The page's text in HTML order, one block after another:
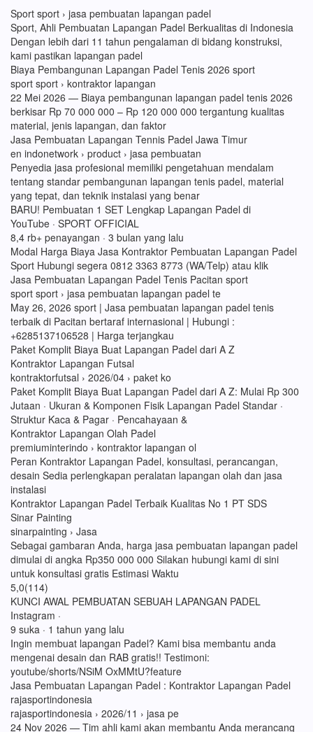
Sport sport › jasa pembuatan lapangan padel
Sport, Ahli Pembuatan Lapangan Padel Berkualitas di Indonesia
Dengan lebih dari 11 tahun pengalaman di bidang konstruksi,
kami pastikan lapangan padel
Biaya Pembangunan Lapangan Padel Tenis 2026 sport
sport sport › kontraktor lapangan
22 Mei 2026 — Biaya pembangunan lapangan padel tenis 2026
berkisar Rp 70 000 000 – Rp 120 000 000 tergantung kualitas
material, jenis lapangan, dan faktor
Jasa Pembuatan Lapangan Tennis Padel Jawa Timur
en indonetwork › product › jasa pembuatan
Penyedia jasa profesional memiliki pengetahuan mendalam
tentang standar pembangunan lapangan tenis padel, material
yang tepat, dan teknik instalasi yang benar
BARU! Pembuatan 1 SET Lengkap Lapangan Padel di
YouTube · SPORT OFFICIAL
8,4 rb+ penayangan · 3 bulan yang lalu
Modal Harga Biaya Jasa Kontraktor Pembuatan Lapangan Padel
Sport Hubungi segera 0812 3363 8773 (WA/Telp) atau klik
Jasa Pembuatan Lapangan Padel Tenis Pacitan sport
sport sport › jasa pembuatan lapangan padel te
May 26, 2026 sport | Jasa pembuatan lapangan padel tenis
terbaik di Pacitan bertaraf internasional | Hubungi :
+6285137106528 | Harga terjangkau
Paket Komplit Biaya Buat Lapangan Padel dari A Z
Kontraktor Lapangan Futsal
kontraktorfutsal › 2026/04 › paket ko
Paket Komplit Biaya Buat Lapangan Padel dari A Z: Mulai Rp 300
Jutaan · Ukuran & Komponen Fisik Lapangan Padel Standar ·
Struktur Kaca & Pagar · Pencahayaan &
Kontraktor Lapangan Olah Padel
premiuminterindo › kontraktor lapangan ol
Peran Kontraktor Lapangan Padel, konsultasi, perancangan,
desain Sedia perlengkapan peralatan lapangan olah dan jasa
instalasi
Kontraktor Lapangan Padel Terbaik Kualitas No 1 PT SDS
Sinar Painting
sinarpainting › Jasa
Sebagai gambaran Anda, harga jasa pembuatan lapangan padel
dimulai di angka Rp350 000 000 Silakan hubungi kami di sini
untuk konsultasi gratis Estimasi Waktu
5,0(114)
KUNCI AWAL PEMBUATAN SEBUAH LAPANGAN PADEL
Instagram ·
9 suka · 1 tahun yang lalu
Ingin membuat lapangan Padel? Kami bisa membantu anda
mengenai desain dan RAB gratis!! Testimoni:
youtube/shorts/NSiM OxMMtU?feature
Jasa Pembuatan Lapangan Padel : Kontraktor Lapangan Padel
rajasportindonesia
rajasportindonesia › 2026/11 › jasa pe
24 Nov 2026 — Tim ahli kami akan membantu Anda merancang